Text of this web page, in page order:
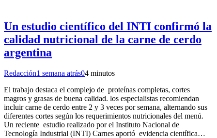
Un estudio científico del INTI confirmó la
calidad nutricional de la carne de cerdo
argentina
Redacción1 semana atrás04 minutos
El trabajo destaca el complejo de proteínas completas, cortes
magros y grasas de buena calidad. los especialistas recomiendan
incluir carne de cerdo entre 2 y 3 veces por semana, alternando sus
diferentes cortes según los requerimientos nutricionales del menú.
Un reciente estudio realizado por el Instituto Nacional de
Tecnología Industrial (INTI) Carnes aportó evidencia científica…